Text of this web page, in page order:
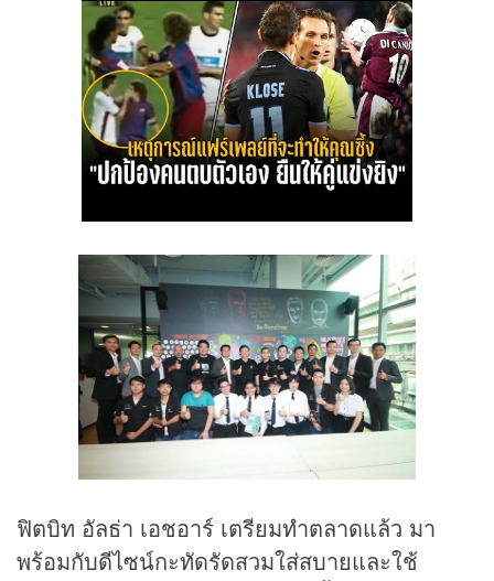
ฟิตบิท อัลธ่า เอชอาร์ เตรียมทำตลาดแล้ว มา
พร้อมกับดีไซน์กะทัดรัดสวมใส่สบายและใช้